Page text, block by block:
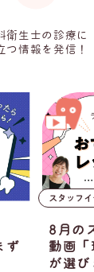
衛生士の診療に
つ情報を発信！
シ
士
コラム
ブラ
者さ
てい